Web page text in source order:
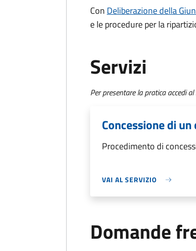
Con Deliberazione della
e le procedure per la
Servizi
Per presentare la pratica accedi
Concessione di
Procedimento di
VAI AL SERVIZIO
Domande